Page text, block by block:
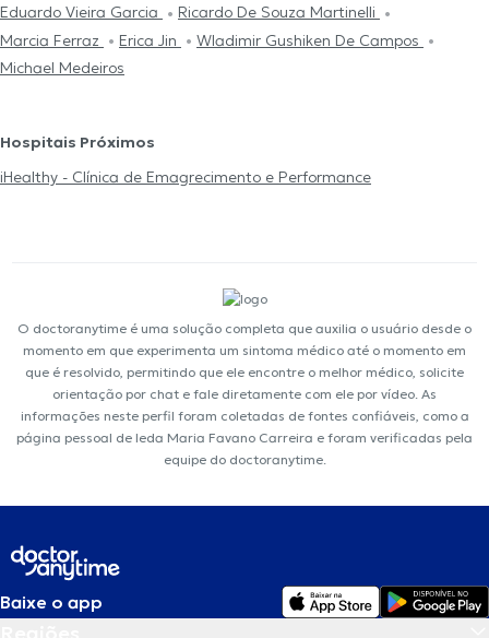
Eduardo Vieira Garcia
Ricardo De Souza Martinelli
Marcia Ferraz
Erica Jin
Wladimir Gushiken De Campos
Michael Medeiros
Hospitais Próximos
iHealthy - Clínica de Emagrecimento e Performance
O doctoranytime é uma solução completa que auxilia o usuário desde o
momento em que experimenta um sintoma médico até o momento em
que é resolvido, permitindo que ele encontre o melhor médico, solicite
orientação por chat e fale diretamente com ele por vídeo. As
informações neste perfil foram coletadas de fontes confiáveis, como a
página pessoal de Ieda Maria Favano Carreira e foram verificadas pela
equipe do doctoranytime.
Baixe o app